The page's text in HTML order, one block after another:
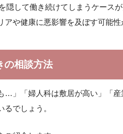
して働き続けてしまうケースが
や健康に悪影響を及ぼす可能性
の相談方法
…」「婦人科は敷居が高い」「産
でしょう。